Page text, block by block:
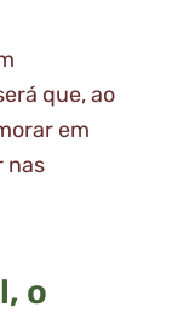
que, ao
em
nas
o